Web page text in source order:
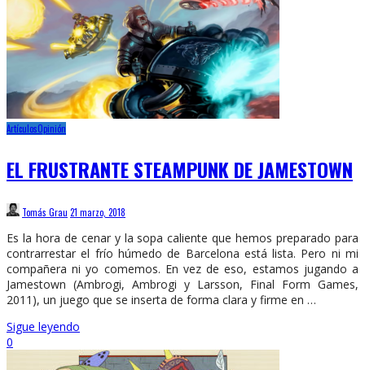
ArtículosOpinión
EL FRUSTRANTE STEAMPUNK DE JAMESTOWN
Tomás Grau 21 marzo, 2018
Es la hora de cenar y la sopa caliente que hemos preparado para
contrarrestar el frío húmedo de Barcelona está lista. Pero ni mi
compañera ni yo comemos. En vez de eso, estamos jugando a
Jamestown (Ambrogi, Ambrogi y Larsson, Final Form Games,
2011), un juego que se inserta de forma clara y firme en …
Sigue leyendo
0